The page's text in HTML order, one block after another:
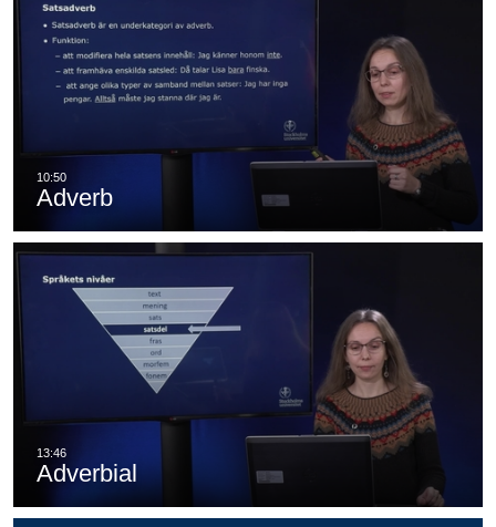
Adverb
Adverbial